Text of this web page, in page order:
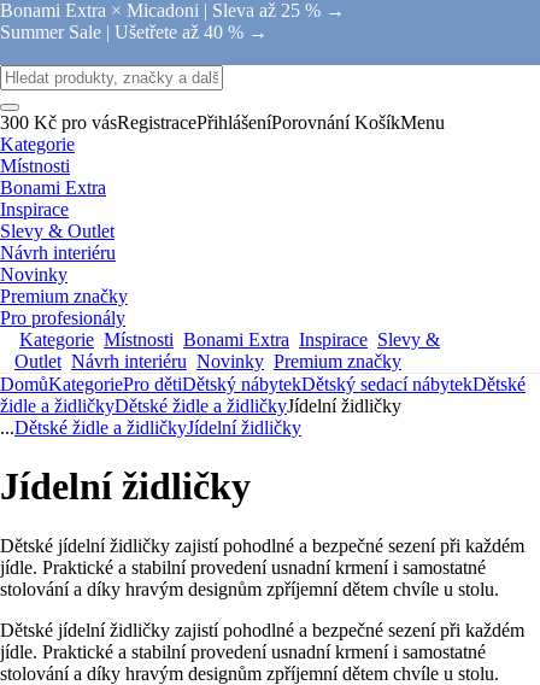
Bonami Extra × Micadoni | Sleva až 25 % →
Summer Sale | Ušetřete až 40 % →
300 Kč pro vásRegistracePřihlášeníPorovnání KošíkMenu
Kategorie
Místnosti
Bonami Extra
Inspirace
Slevy & Outlet
Návrh interiéru
Novinky
Premium značky
Pro profesionály
Kategorie Místnosti Bonami Extra Inspirace Slevy &
Outlet Návrh interiéru Novinky Premium značky
DomůKategoriePro dětiDětský nábytekDětský sedací nábytekDětské
židle a židličkyDětské židle a židličkyJídelní židličky
...Dětské židle a židličkyJídelní židličky
Jídelní židličky
Dětské jídelní židličky zajistí pohodlné a bezpečné sezení při každém
jídle. Praktické a stabilní provedení usnadní krmení i samostatné
stolování a díky hravým designům zpříjemní dětem chvíle u stolu.
Dětské jídelní židličky zajistí pohodlné a bezpečné sezení při každém
jídle. Praktické a stabilní provedení usnadní krmení i samostatné
stolování a díky hravým designům zpříjemní dětem chvíle u stolu.